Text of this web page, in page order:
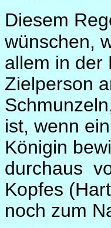
Diesem
wünschen,
allem in der
Zielperson
ist, wenn ein
Königin
durchaus
Kopfes
noch zum